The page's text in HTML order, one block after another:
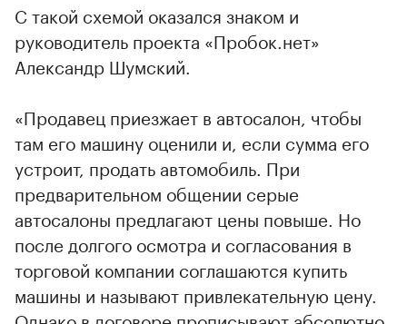
С такой схемой оказался знаком и
руководитель проекта «Пробок.нет»
Александр Шумский.
«Продавец приезжает в автосалон, чтобы
там его машину оценили и, если сумма его
устроит, продать автомобиль. При
предварительном общении серые
автосалоны предлагают цены повыше. Но
после долгого осмотра и согласования в
торговой компании соглашаются купить
машины и называют привлекательную цену.